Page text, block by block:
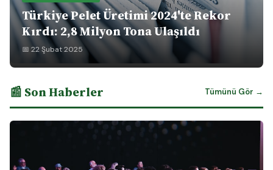
Türkiye Pelet Üretimi 2024'te Rekor
Kırdı: 2,8 Milyon Tona Ulaşıldı
📅 22 Şubat 2025
📰 Son Haberler Tümünü Gör →